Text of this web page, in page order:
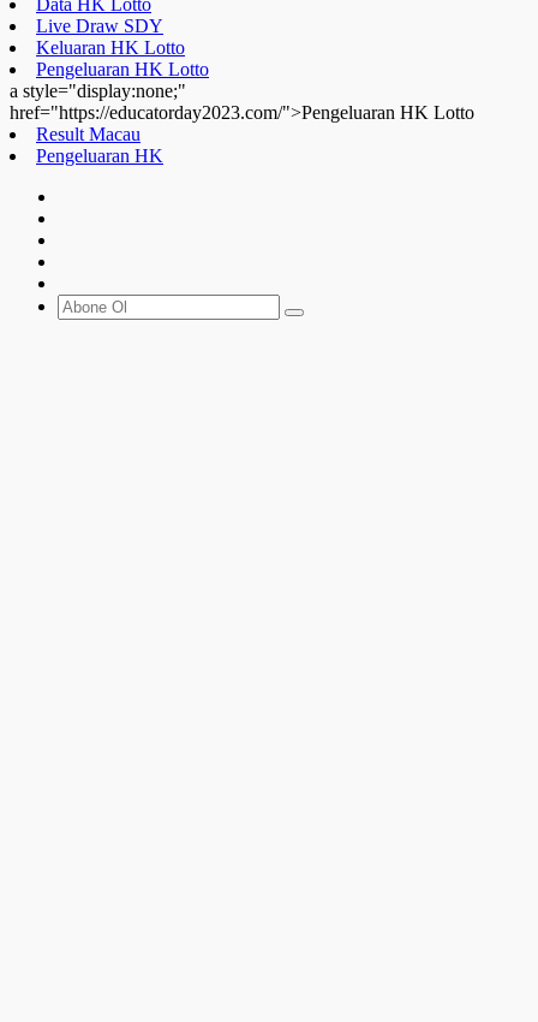
Live Draw SDY
Keluaran HK Lotto
Pengeluaran HK Lotto
a style="display:none;"
href="https://educatorday2023.com/">Pengeluaran HK Lotto
Result Macau
Pengeluaran HK